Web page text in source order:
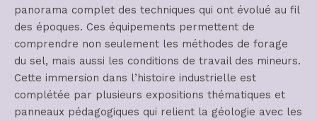
panorama complet des techniques qui ont évolué au fil
des époques. Ces équipements permettent de
comprendre non seulement les méthodes de forage
du sel, mais aussi les conditions de travail des mineurs.
Cette immersion dans l’histoire industrielle est
complétée par plusieurs expositions thématiques et
panneaux pédagogiques qui relient la géologie avec les